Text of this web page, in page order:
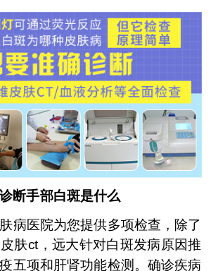
手部白斑是什么
医院为您提供多项检查，除了
肤ct，远大针对白斑发病原因推
五项和肝肾功能检测。确诊疾病